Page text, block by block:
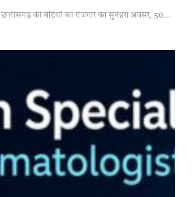
छत्तीसगढ़ की बेटियों को रोजगार का सुनहरा अवसर, 500 पदों पर महिला अभ्यर्थियों की सीधी भर्ती